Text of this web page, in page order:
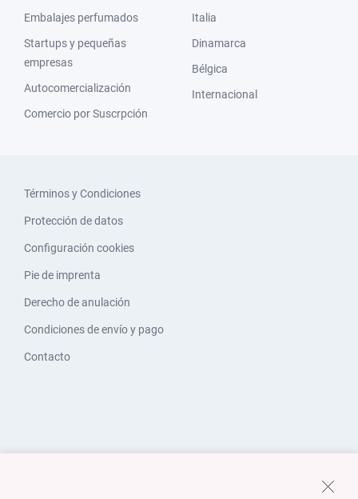
Embalajes perfumados
Startups y pequeñas
empresas
Autocomercialización
Comercio por Suscrpción
Italia
Dinamarca
Bélgica
Internacional
Términos y Condiciones
Protección de datos
Configuración cookies
Pie de imprenta
Derecho de anulación
Condiciones de envío y pago
Contacto